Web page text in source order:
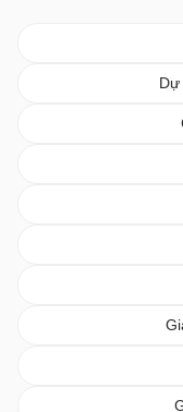
Dự